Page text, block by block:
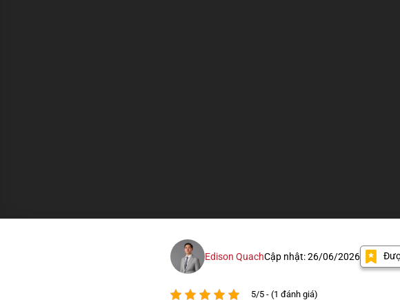
Edison QuachCập nhật: 26/06/2026
5/5 - (1 đánh giá)